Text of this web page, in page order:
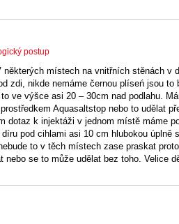
postup
některých místech na vnitřních stěnách v
zdi, nikde nemáme černou plíseń jsou
ve výšce asi 20 – 30cm nad podlahu.
Aquasaltstop nebo to udělat
dotaz k injektáži v jednom místě máme
pod cihlami asi 10 cm hlubokou
to v těch místech zase praskat
se to může udělat bez toho. Velice